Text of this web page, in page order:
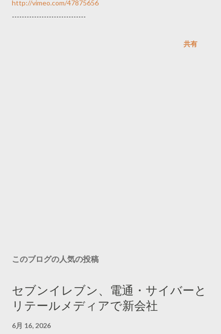
http://vimeo.com/47875656
------------------------------
共有
このブログの人気の投稿
セブンイレブン、電通・サイバーと
リテールメディアで新会社
6月 16, 2026